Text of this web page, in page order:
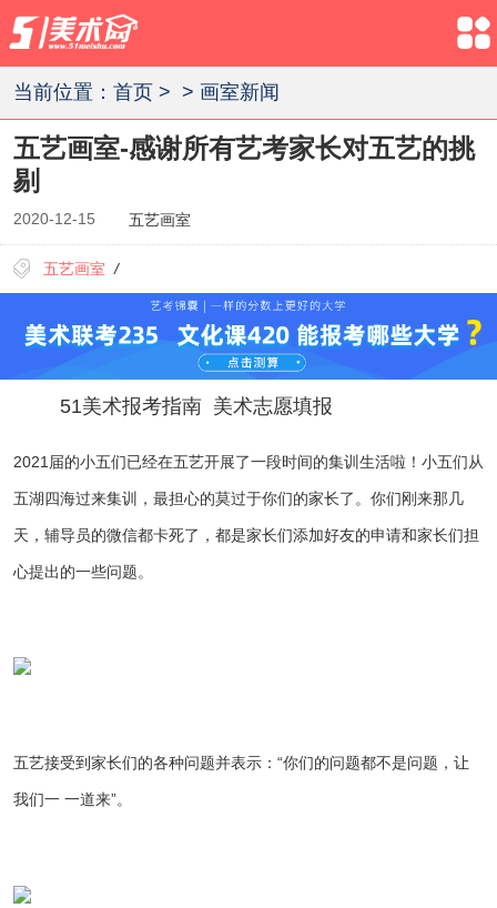
当前位置： 首页> > 画室新闻
五艺画室-感谢所有艺考家长对五艺的挑
剔
2020-12-15 五艺画室
五艺画室 /
51美术报考指南 美术志愿填报
2021届的小五们已经在五艺开展了一段时间的集训生活啦！小五们从
五湖四海过来集训，最担心的莫过于你们的家长了。你们刚来那几
天，辅导员的微信都卡死了，都是家长们添加好友的申请和家长们担
心提出的一些问题。
五艺接受到家长们的各种问题并表示：“你们的问题都不是问题，让
我们一 一道来”。